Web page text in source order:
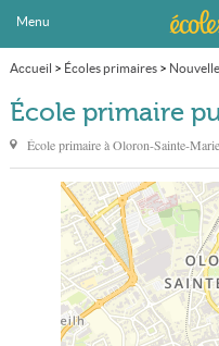
Menu
Accueil > Écoles primaires>
Oloron-Sainte-Marie École
École primaire
École primaire àOloron-Sainte-Marie